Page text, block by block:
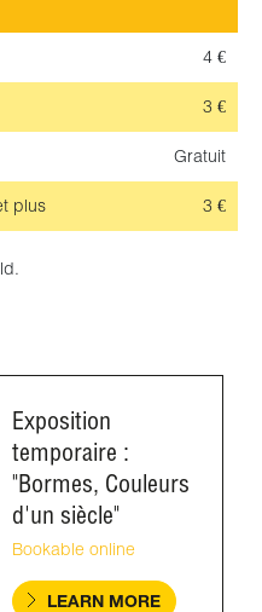
4 €
3 €
Gratuit
plus 3 €
Exposition
temporaire :
"Bormes, Couleurs
d'un siècle"
Bookable online
LEARN MORE